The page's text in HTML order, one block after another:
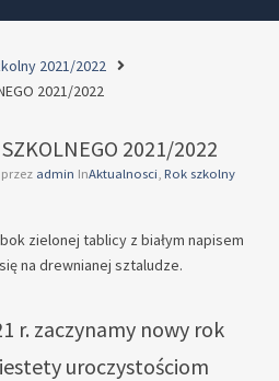
2021/2022
2021/2022
2021/2022
przez admin InAktualnosci, Rok szkolny
r. zaczynamy nowy rok
uroczystościom